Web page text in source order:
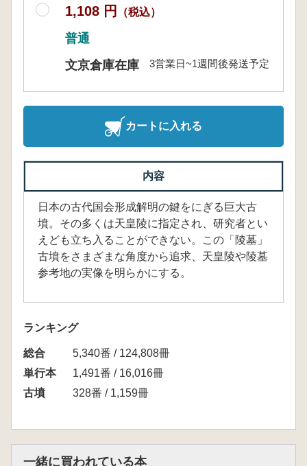
1,108 円 （税込）
普通
文京倉庫在庫
3営業日~1週間後発送予定
カートに入れる
内容
日本の古代国会形成解明の鍵をにぎる巨大古
墳。その多くは天皇陵に指定され、研究者とい
えども立ち入ることができない。この「陵墓」
古墳をさまざまな角度から追求、天皇陵や陵墓
参考地の実像を明らかにする。
ランキング
総合
5,340番 / 124,808冊
単行本
1,491番 / 16,016冊
古墳
328番 / 1,159冊
一緒に買われている本